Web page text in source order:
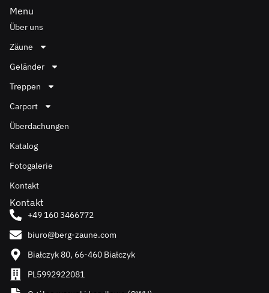
Menu
Über uns
Zäune
Geländer
Treppen
Carport
Überdachungen
Katalog
Fotogalerie
Kontakt
Kontakt
+49 160 3466772
biuro@berg-zaune.com
Białczyk 80, 66-460 Białczyk
PL5992922081